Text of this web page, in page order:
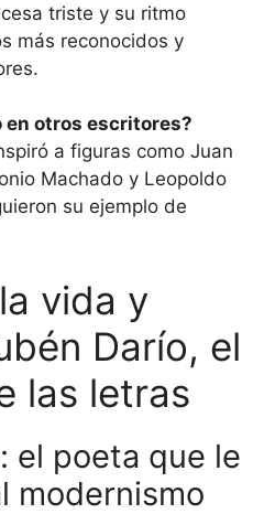
triste y su ritmo
más reconocidos y
en otros escritores?
a figuras como Juan
Machado y Leopoldo
su ejemplo de
vida y
Darío, el
las letras
el poeta que le
modernismo